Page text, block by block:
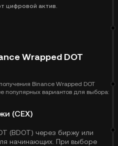
цифровой актив.
Wrapped DOT
Binance Wrapped DOT
популярных вариантов для выбора:
(CEX)
(BDOT) через биржу или
начинающих. При выборе